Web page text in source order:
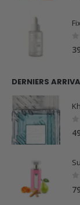
0
DERNIERS
0